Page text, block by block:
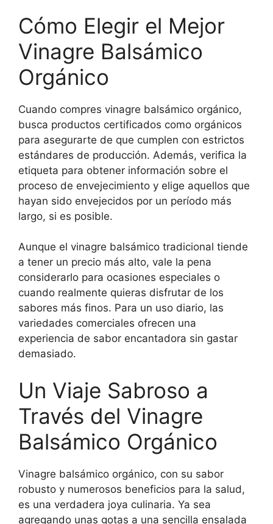
Cómo Elegir el Mejor
Vinagre Balsámico
Orgánico
Cuando compres vinagre balsámico orgánico,
busca productos certificados como orgánicos
para asegurarte de que cumplen con estrictos
estándares de producción. Además, verifica la
etiqueta para obtener información sobre el
proceso de envejecimiento y elige aquellos que
hayan sido envejecidos por un período más
largo, si es posible.
Aunque el vinagre balsámico tradicional tiende
a tener un precio más alto, vale la pena
considerarlo para ocasiones especiales o
cuando realmente quieras disfrutar de los
sabores más finos. Para un uso diario, las
variedades comerciales ofrecen una
experiencia de sabor encantadora sin gastar
demasiado.
Un Viaje Sabroso a
Través del Vinagre
Balsámico Orgánico
Vinagre balsámico orgánico, con su sabor
robusto y numerosos beneficios para la salud,
es una verdadera joya culinaria. Ya sea
agregando unas gotas a una sencilla ensalada